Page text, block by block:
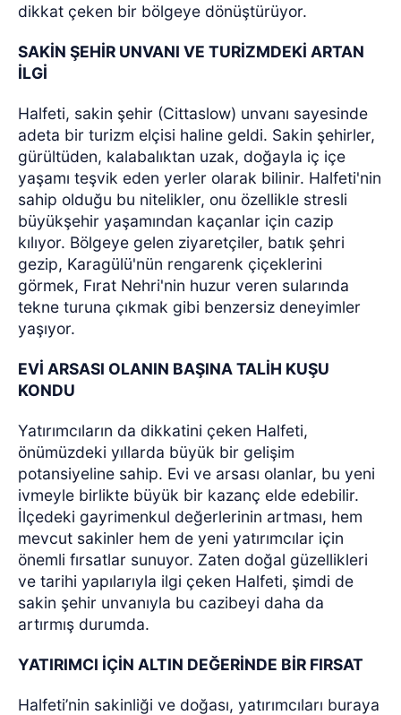
dikkat çeken bir bölgeye dönüştürüyor.
SAKİN ŞEHİR UNVANI VE TURİZMDEKİ ARTAN
İLGİ
Halfeti, sakin şehir (Cittaslow) unvanı sayesinde
adeta bir turizm elçisi haline geldi. Sakin şehirler,
gürültüden, kalabalıktan uzak, doğayla iç içe
yaşamı teşvik eden yerler olarak bilinir. Halfeti'nin
sahip olduğu bu nitelikler, onu özellikle stresli
büyükşehir yaşamından kaçanlar için cazip
kılıyor. Bölgeye gelen ziyaretçiler, batık şehri
gezip, Karagülü'nün rengarenk çiçeklerini
görmek, Fırat Nehri'nin huzur veren sularında
tekne turuna çıkmak gibi benzersiz deneyimler
yaşıyor.
EVİ ARSASI OLANIN BAŞINA TALİH KUŞU
KONDU
Yatırımcıların da dikkatini çeken Halfeti,
önümüzdeki yıllarda büyük bir gelişim
potansiyeline sahip. Evi ve arsası olanlar, bu yeni
ivmeyle birlikte büyük bir kazanç elde edebilir.
İlçedeki gayrimenkul değerlerinin artması, hem
mevcut sakinler hem de yeni yatırımcılar için
önemli fırsatlar sunuyor. Zaten doğal güzellikleri
ve tarihi yapılarıyla ilgi çeken Halfeti, şimdi de
sakin şehir unvanıyla bu cazibeyi daha da
artırmış durumda.
YATIRIMCI İÇİN ALTIN DEĞERİNDE BİR FIRSAT
Halfeti’nin sakinliği ve doğası, yatırımcıları buraya